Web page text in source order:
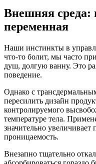
Внешняя среда:
переменная
Наши инстинкты в
что-то болит, мы часто
душ, долгую ванну. Это
поведение.
Однако с
пересилить дизайн
контролируемого
температуре тела.
значительно
проницаемость.
Внезапно тщательно